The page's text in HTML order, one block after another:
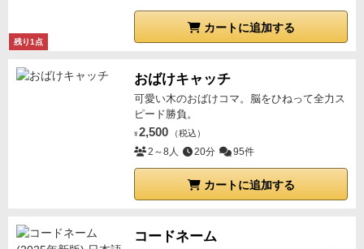
残り1点
カートに追加する
おばけキャッチ
可愛い木のおばけコマ。脳をひねって全力ス
ピード勝負。
¥ 2,500 （税込）
2～8人 20分 95件
カートに追加する
コードネーム